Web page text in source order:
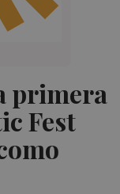
primera
Fest